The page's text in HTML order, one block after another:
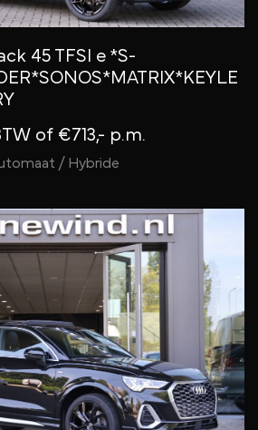
45 TFSI e *S-
of €713,- p.m.
/ Hybride